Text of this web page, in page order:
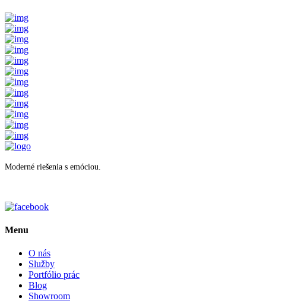
Moderné riešenia s emóciou.
Menu
O nás
Služby
Portfólio prác
Blog
Showroom